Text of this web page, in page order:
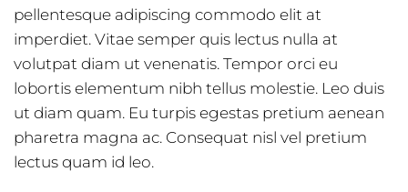
pellentesque adipiscing commodo elit at
imperdiet. Vitae semper quis lectus nulla at
volutpat diam ut venenatis. Tempor orci eu
lobortis elementum nibh tellus molestie. Leo duis
ut diam quam. Eu turpis egestas pretium aenean
pharetra magna ac. Consequat nisl vel pretium
lectus quam id leo.